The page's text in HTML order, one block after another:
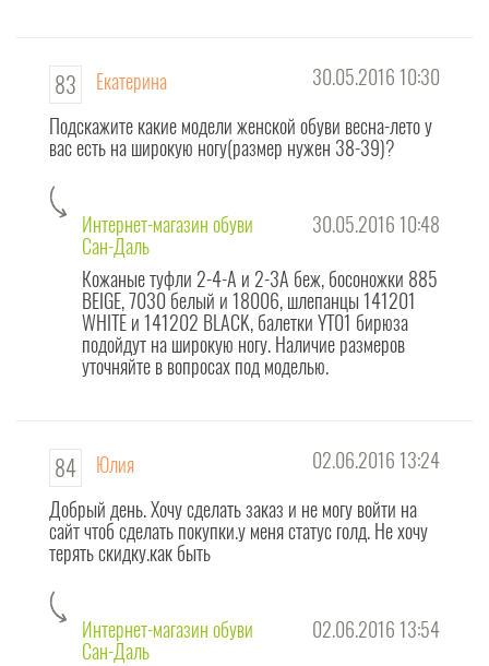
83 Екатерина
30.05.2016 10:30
Подскажите какие модели женской обуви весна-лето у
вас есть на широкую ногу(размер нужен 38-39)?
Интернет-магазин обуви
Сан-Даль
30.05.2016 10:48
Кожаные туфли 2-4-A и 2-3А беж, босоножки 885
BEIGE, 7030 белый и 18006, шлепанцы 141201
WHITE и 141202 BLACK, балетки YT01 бирюза
подойдут на широкую ногу. Наличие размеров
уточняйте в вопросах под моделью.
84 Юлия
02.06.2016 13:24
Добрый день. Хочу сделать заказ и не могу войти на
сайт чтоб сделать покупки.у меня статус голд. Не хочу
терять скидку.как быть
Интернет-магазин обуви
Сан-Даль
02.06.2016 13:54